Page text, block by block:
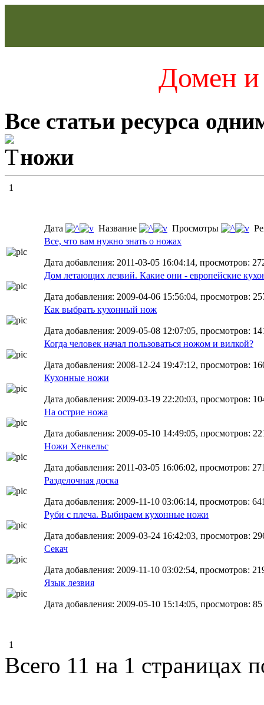
Домен и
Все статьи ресурса
ножи
1
Дата Название Просмотры
Все, что вам нужно знать о ножах
Дата добавления: 2011-03-05 16:04:14, просмотров:
Дом летающих лезвий. Какие они - европейские
Дата добавления: 2009-04-06 15:56:04, просмотров:
Как выбрать кухонный нож
Дата добавления: 2009-05-08 12:07:05, просмотров:
Когда человек начал пользоваться ножом и вилкой?
Дата добавления: 2008-12-24 19:47:12, просмотров:
Кухонные ножи
Дата добавления: 2009-03-19 22:20:03, просмотров:
На острие ножа
Дата добавления: 2009-05-10 14:49:05, просмотров:
Ножи Хенкельс
Дата добавления: 2011-03-05 16:06:02, просмотров:
Разделочная доска
Дата добавления: 2009-11-10 03:06:14, просмотров:
Руби с плеча. Выбираем кухонные ножи
Дата добавления: 2009-03-24 16:42:03, просмотров:
Секач
Дата добавления: 2009-11-10 03:02:54, просмотров:
Язык лезвия
Дата добавления: 2009-05-10 15:14:05, просмотров: 85
1
Всего 11 на 1 страницах